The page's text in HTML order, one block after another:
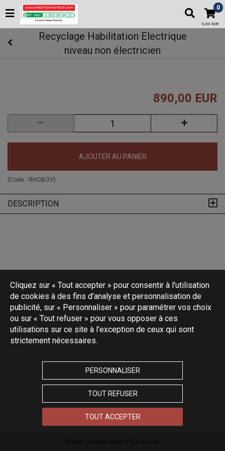
0
0,00 EUR
Recyclage Habilitation Electrique
niveau non électricien
890,00 EUR
AJOUTER AU PANIER
(Code : RHOBOV)
DESCRIPTION
Cliquez sur « Tout accepter » pour consentir à l'utilisation
de cookies à des fins d’analyse et personnalisation de
publicité, sur « Personnaliser » pour paramétrer vos choix
ou sur « Tout refuser » pour vous opposer à ces
utilisations sur ce site à l’exception de ceux qui sont
strictement nécessaires.
PERSONNALISER
TOUT REFUSER
TOUT ACCEPTER